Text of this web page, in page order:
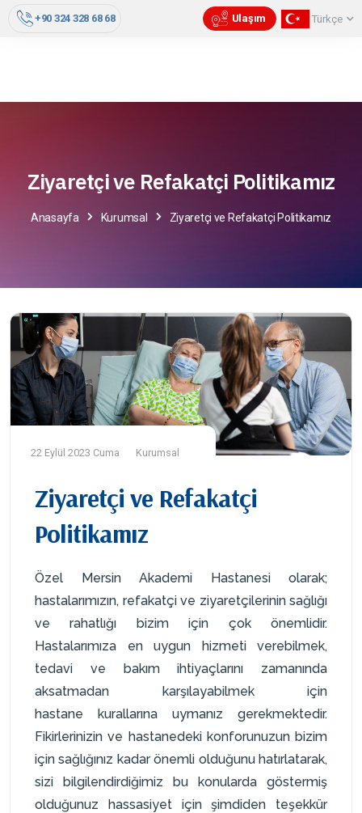
+90 324 328 68 68 Ulaşım Türkçe
Ziyaretçi ve Refakatçi Politikamız
Anasayfa Kurumsal Ziyaretçi ve Refakatçi Politikamız
22 Eylül 2023 Cuma Kurumsal
Ziyaretçi ve Refakatçi
Politikamız
Özel Mersin Akademi Hastanesi olarak;
hastalarımızın, refakatçi ve ziyaretçilerinin sağlığı
ve rahatlığı bizim için çok önemlidir.
Hastalarımıza en uygun hizmeti verebilmek,
tedavi ve bakım ihtiyaçlarını zamanında
aksatmadan karşılayabilmek için
hastane kurallarına uymanız gerekmektedir.
Fikirlerinizin ve hastanedeki konforunuzun bizim
için sağlığınız kadar önemli olduğunu hatırlatarak,
sizi bilgilendirdiğimiz bu konularda göstermiş
olduğunuz hassasiyet için şimdiden teşekkür